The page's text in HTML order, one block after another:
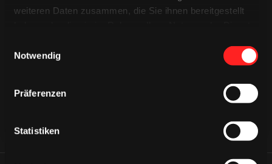
weiteren Daten zusammen, die Sie ihnen bereitgestellt
Notwendig
Präferenzen
Statistiken